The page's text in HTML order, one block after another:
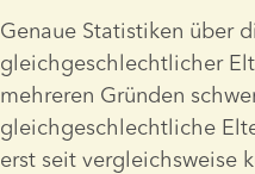
Genaue Statistiken über
gleichgeschlechtlicher
mehreren Gründen
gleichgeschlechtliche
erst seit vergleichsweise